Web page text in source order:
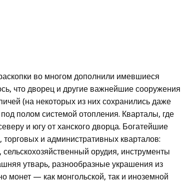
во многом дополнили имевшиеся
что дворец и другие важнейшие сооружения
(на некоторых из них сохранились даже
полом системой отопления. Кварталы, где
и югу от ханского дворца. Богатейшие
и административных кварталов:
орудия, инструменты
утварь, разнообразные украшения из
монет — как монгольской, так и иноземной